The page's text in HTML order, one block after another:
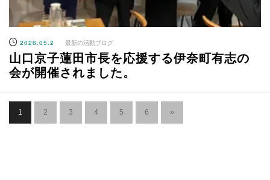
2026.05.2 最新の活動ブログ
山口京子蓮田市長を応援する伊奈町有志の
会が開催されました。
1 2 3 4 5 6 »